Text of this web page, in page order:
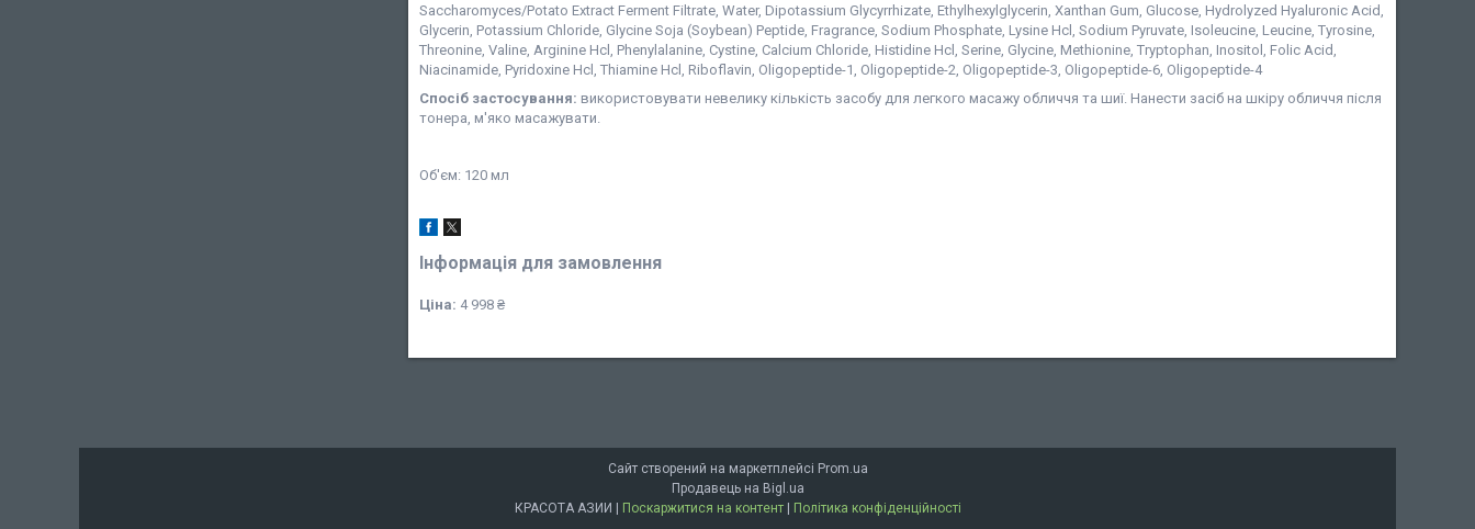
Saccharomyces/​Potato Extract Ferment Filtrate, Water, Dipotassium Glycyrrhizate, Ethylhexylglycerin, Xanthan Gum, Glucose, Hydrolyzed Hyaluronic Acid,
Glycerin, Potassium Chloride, Glycine Soja (Soybean) Peptide, Fragrance, Sodium Phosphate, Lysine Hcl, Sodium Pyruvate, Isoleucine, Leucine, Tyrosine,
Threonine, Valine, Arginine Hcl, Phenylalanine, Cystine, Calcium Chloride, Histidine Hcl, Serine, Glycine, Methionine, Tryptophan, Inositol, Folic Acid,
Niacinamide, Pyridoxine Hcl, Thiamine Hcl, Riboflavin, Oligopeptide-1, Oligopeptide-2, Oligopeptide-3, Oligopeptide-6, Oligopeptide-4
Спосіб застосування: використовувати невелику кількість засобу для легкого масажу обличчя та шиї. Нанести засіб на шкіру обличчя після
тонера, м'яко масажувати.
Об'єм: 120 мл
Інформація для замовлення
Ціна: 4 998 ₴
Сайт створений на маркетплейсі Prom.ua
Продавець на Bigl.ua
КРАСОТА АЗИИ | Поскаржитися на контент | Політика конфіденційності